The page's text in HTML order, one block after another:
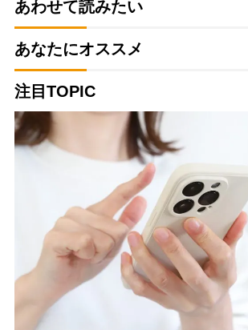
あわせて読みたい
あなたにオススメ
注目TOPIC